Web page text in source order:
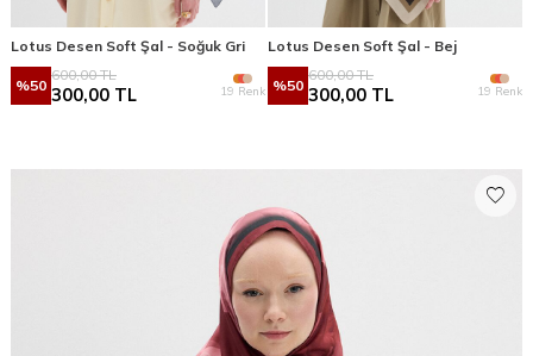
Lotus Desen Soft Şal - Soğuk Gri
%50
600,00TL
300,00 TL 19 Renk
Lotus Desen Soft Şal - Bej
%50
600,00TL
300,00 TL 19 Renk